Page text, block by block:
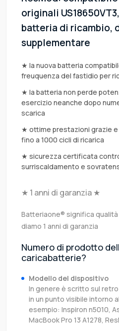
originali
batteria di ricambio,
supplementare
★ la nuova batteria
freuquenza del fastidio per
★ la batteria non perde
esercizio neanche dopo
scarica
★ ottime prestazioni grazie
fino a 1000 cicli di ricarica
★ sicurezza certificata
surriscaldamento e
★ 1 anni di garanzia ★
Batteriaone® significa
diamo 1 anni di garanzia
Numero di prodotto
caricabatterie?
Modello del dispositivo
In genere è scritto sul
in un punto visibile intorno
esempio: Inspiron n5010,
MacBook Pro 13 A1278,